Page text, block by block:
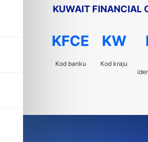
KUWAIT FINANCIAL
KFCE
Kod banku
KW
Kod kraju